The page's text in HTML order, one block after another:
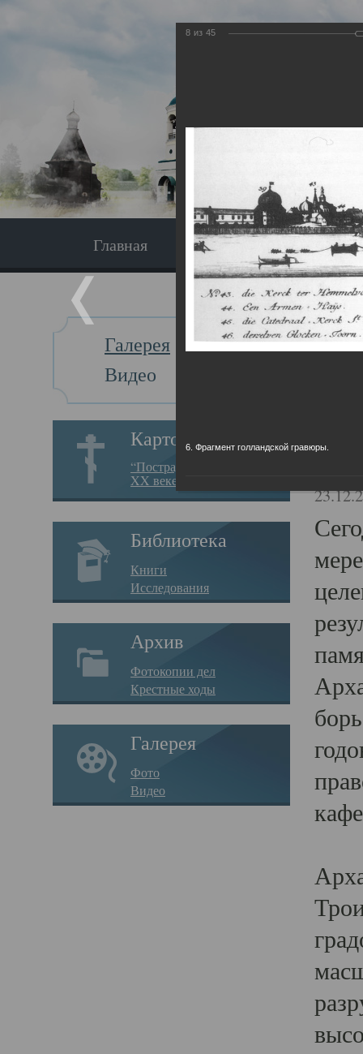
Главная Экскурсия
Галерея
Видео
Картотека
“Пострадавшие за веру в
XX веке на Севере”
Библиотека
Книги
Исследования
Архив
Фотокопии дел
Крестные ходы
Галерея
Фото
Видео
Главная
8 из 45
6. Фрагмент голландской гравюры.